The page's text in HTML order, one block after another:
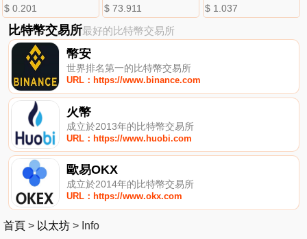
$ 0.201 $ 73.911 $ 1.037
比特幣交易所最好的比特幣交易所
幣安
世界排名第一的比特幣交易所
URL：https://www.binance.com
火幣
成立於2013年的比特幣交易所
URL：https://www.huobi.com
歐易OKX
成立於2014年的比特幣交易所
URL：https://www.okx.com
首頁 > 以太坊 > Info